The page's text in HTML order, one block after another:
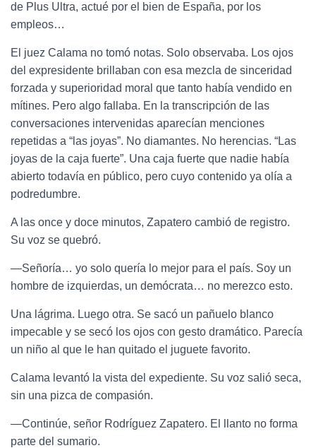
de Plus Ultra, actué por el bien de España, por los
empleos…
El juez Calama no tomó notas. Solo observaba. Los ojos
del expresidente brillaban con esa mezcla de sinceridad
forzada y superioridad moral que tanto había vendido en
mítines. Pero algo fallaba. En la transcripción de las
conversaciones intervenidas aparecían menciones
repetidas a “las joyas”. No diamantes. No herencias. “Las
joyas de la caja fuerte”. Una caja fuerte que nadie había
abierto todavía en público, pero cuyo contenido ya olía a
podredumbre.
A las once y doce minutos, Zapatero cambió de registro.
Su voz se quebró.
—Señoría… yo solo quería lo mejor para el país. Soy un
hombre de izquierdas, un demócrata… no merezco esto.
Una lágrima. Luego otra. Se sacó un pañuelo blanco
impecable y se secó los ojos con gesto dramático. Parecía
un niño al que le han quitado el juguete favorito.
Calama levantó la vista del expediente. Su voz salió seca,
sin una pizca de compasión.
—Continúe, señor Rodríguez Zapatero. El llanto no forma
parte del sumario.